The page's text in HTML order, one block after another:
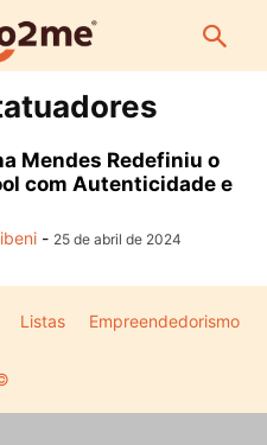
Mendes Redefiniu o
com Autenticidade e
- 25 de abril de 2024
Listas Empreendedorismo